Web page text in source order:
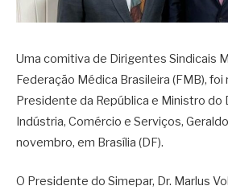
Uma comitiva de Dirigentes Sindicais
Federação Médica Brasileira (FMB),
Presidente da República e Ministro do
Indústria, Comércio e Serviços,
novembro, em Brasília (DF).
O Presidente do Simepar, Dr. Marlus